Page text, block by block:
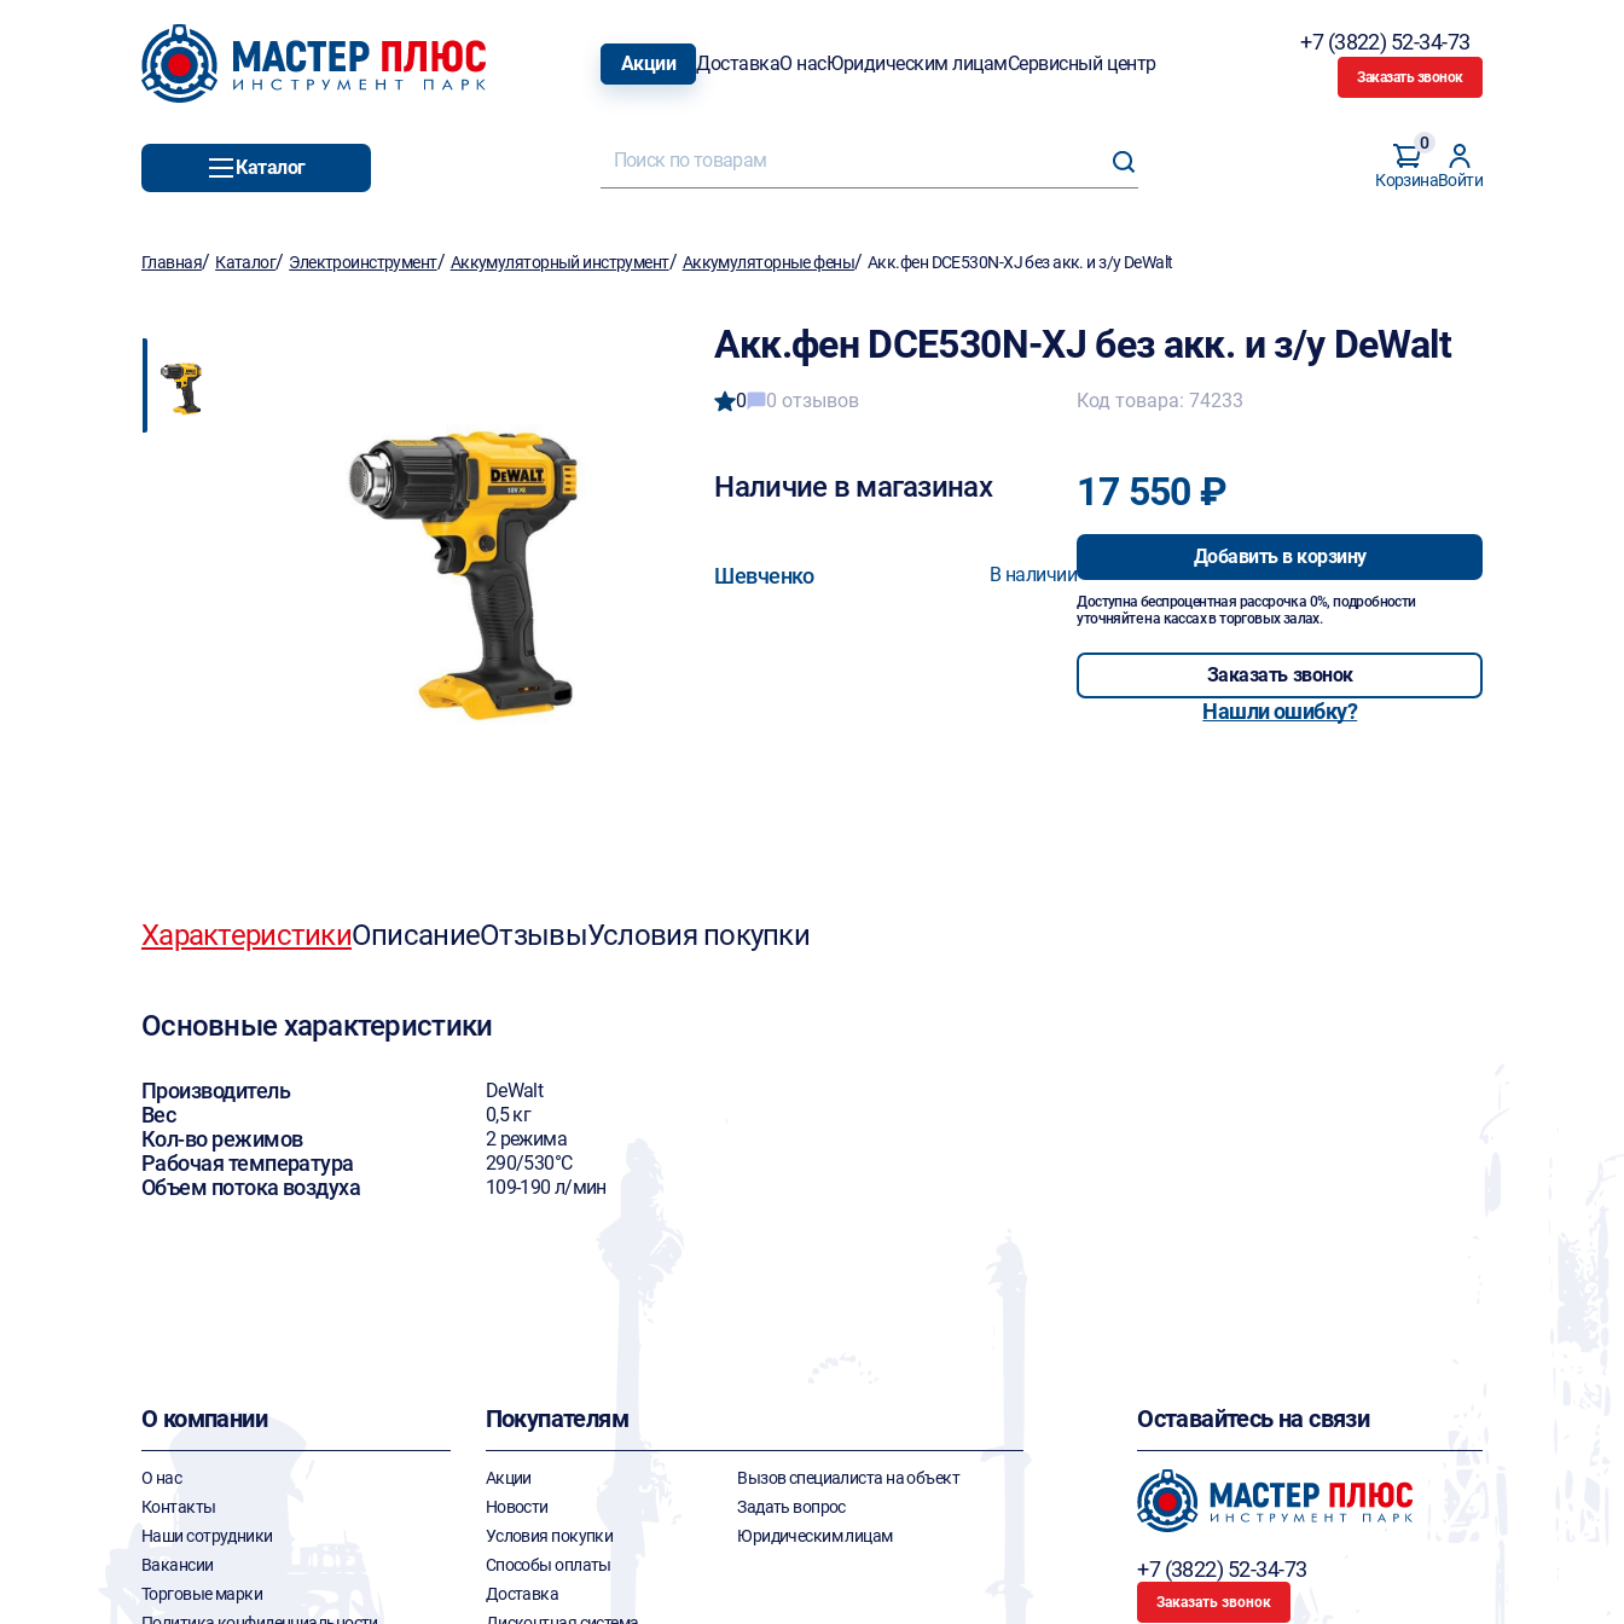
Акции ДоставкаО насЮридическим лицамСервисный центр
+7 (3822) 52-34-73
Заказать звонок
Каталог
Корзина
0
Войти
Главная/ Каталог/ Электроинструмент/ Аккумуляторный инструмент/ Аккумуляторные фены/Акк.фен DCE530N-XJ без акк. и з/у DeWalt
Акк.фен DCE530N-XJ без акк. и з/у DeWalt
0 0 отзывов
Наличие в магазинах
Шевченко В наличии
Код товара: 74233
17 550 ₽
Добавить в корзину
Доступна беспроцентная рассрочка 0%, подробности
уточняйте на кассах в торговых залах.
Заказать звонок
Нашли ошибку?
ХарактеристикиОписаниеОтзывыУсловия покупки
Основные характеристики
Производитель DeWalt
Вес 0,5 кг
Кол-во режимов 2 режима
Рабочая температура 290/530°C
Объем потока воздуха 109-190 л/мин
О компании
О нас
Контакты
Наши сотрудники
Вакансии
Торговые марки
Покупателям
Акции
Новости
Условия покупки
Способы оплаты
Доставка
Вызов специалиста на объект
Задать вопрос
Юридическим лицам
Оставайтесь на связи
+7 (3822) 52-34-73
Заказать звонок